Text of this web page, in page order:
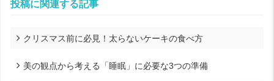
投稿に関連する記事
クリスマス前に必見！太らないケーキの食べ方
美の観点から考える「睡眠」に必要な3つの準備